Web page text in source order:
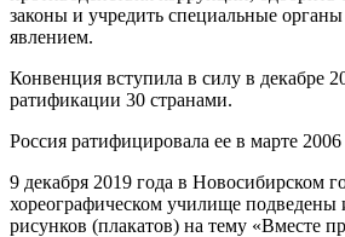
законы и учредить специальные
явлением.
Конвенция вступила в силу в декабре
ратификации 30 странами.
Россия ратифицировала ее в марте 2006
9 декабря 2019 года в Новосибирском
хореографическом училище подведены
рисунков (плакатов) на тему «Вместе